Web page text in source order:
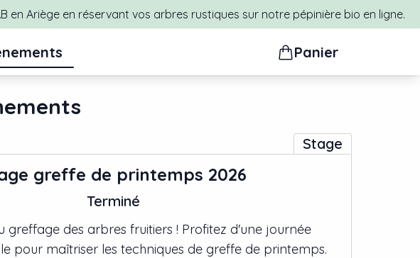
Ariège en réservant vos arbres rustiques sur notre pépinière bio en ligne.
Panier
Stage
greffe de printemps 2026
Terminé
greffage des arbres fruitiers ! Profitez d'une journée
pour maîtriser les techniques de greffe de printemps.